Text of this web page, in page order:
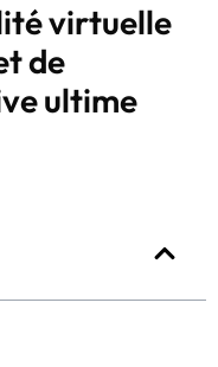
virtuelle
de
ultime